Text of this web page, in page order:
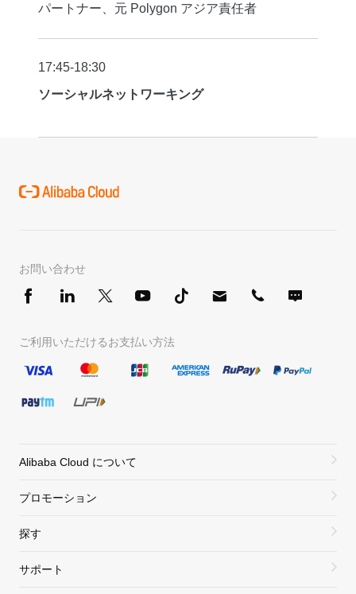
パートナー、元 Polygon アジア責任者
17:45-18:30
ソーシャルネットワーキング
お問い合わせ
ご利用いただけるお支払い方法
Alibaba Cloud について
プロモーション
探す
サポート